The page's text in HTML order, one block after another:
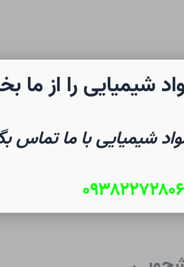
صفحه نخست
شیمیایی را از ما
شیمیایی با ما تماس
۰۹۳۸۲۲۷۲۸۰۶